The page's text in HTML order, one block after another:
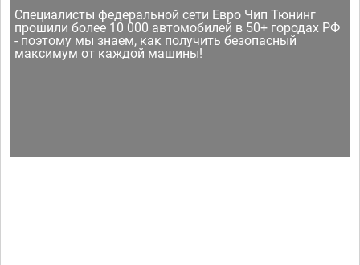
Специалисты федеральной сети Евро Чип Тюнинг
прошили более 10 000 автомобилей в 50+ городах РФ
- поэтому мы знаем, как получить безопасный
максимум от каждой машины!